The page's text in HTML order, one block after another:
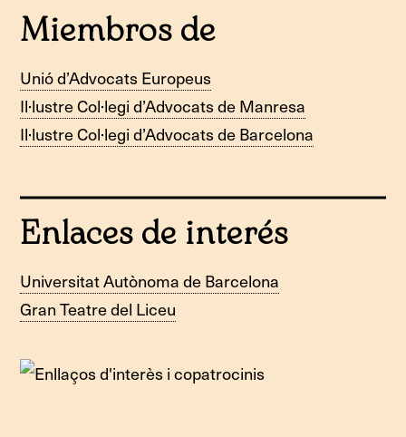
Miembros de
Unió d’Advocats Europeus
Il·lustre Col·legi d’Advocats de Manresa
Il·lustre Col·legi d’Advocats de Barcelona
Enlaces de interés
Universitat Autònoma de Barcelona
Gran Teatre del Liceu